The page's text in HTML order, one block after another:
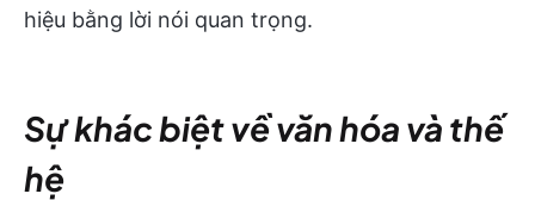
hiệu bằng lời nói quan trọng.
Sự khác biệt về văn hóa và thế
hệ